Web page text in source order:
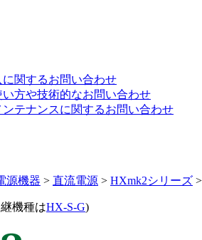
源機器 > 直流電源 > HXmk2シリーズ
機種はHX-S-G)